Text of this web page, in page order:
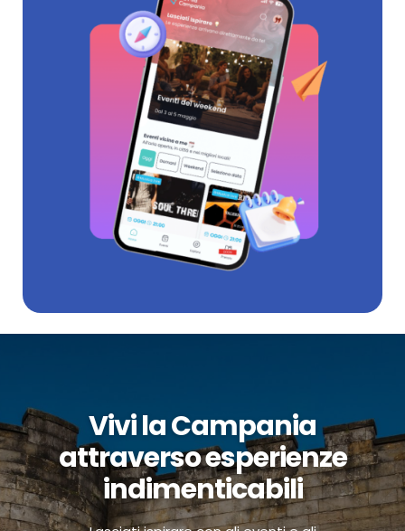
Vivi la Campania
attraverso esperienze
indimenticabili